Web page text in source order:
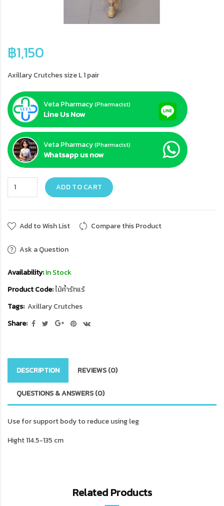
฿1,150
Axillary Crutches size L 1 pair
Veta Pharmacy(Pharmacist)
Line Us Now
Veta Pharmacy(Pharmacist)
Whatsapp us now
ADD TO CART
Add to Wish List Compare this Product
Ask a Question
Availability:In Stock
Product Code:ไม้ค้ำรักแร้
Tags: Axillary Crutches
Share:
DESCRIPTION REVIEWS (0)
QUESTIONS & ANSWERS (0)
Use for support body to reduce using leg
Hight 114.5-135 cm
Related Products